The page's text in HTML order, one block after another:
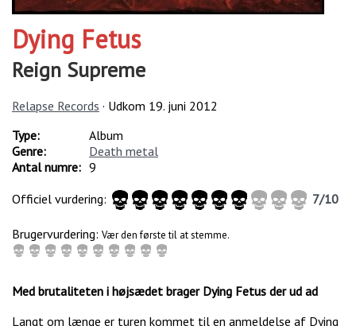
Dying Fetus
Reign Supreme
Relapse Records · Udkom 19. juni 2012
Type:
Album
Genre:
Death metal
Antal numre: 9
Officiel vurdering:
7/10
Brugervurdering: Vær den første til at stemme.
Med brutaliteten i højsædet brager Dying Fetus der ud ad
Langt om længe er turen kommet til en anmeldelse af Dying